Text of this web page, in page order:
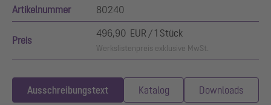
Artikelnummer 80240
Preis
496,90 EUR / 1 Stück
Werkslistenpreis exklusive MwSt.
Ausschreibungstext Katalog Downloads